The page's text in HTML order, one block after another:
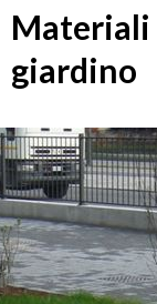
Materiali
giardino